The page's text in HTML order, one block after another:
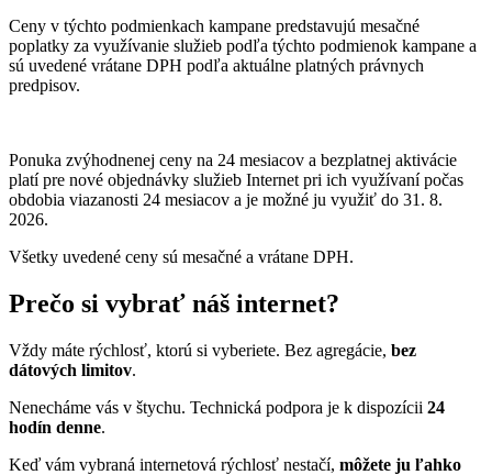
Ceny v týchto podmienkach kampane predstavujú mesačné
poplatky za využívanie služieb podľa týchto podmienok kampane a
sú uvedené vrátane DPH podľa aktuálne platných právnych
predpisov.
Ponuka zvýhodnenej ceny na 24 mesiacov a bezplatnej aktivácie
platípre nové objednávky služieb Internet pri ich využívaní počas
obdobia viazanosti 24 mesiacov a je možné ju využiť do 31. 8.
2026.
Všetky uvedené ceny sú mesačné a vrátane DPH.
Prečo si vybrať náš internet?
Vždy máte rýchlosť, ktorú si vyberiete. Bez agregácie, bez
dátových limitov.
Nenecháme vás v štychu. Technická podpora je k dispozícii 24
hodín denne.
Keď vám vybraná internetová rýchlosť nestačí, môžete ju ľahko